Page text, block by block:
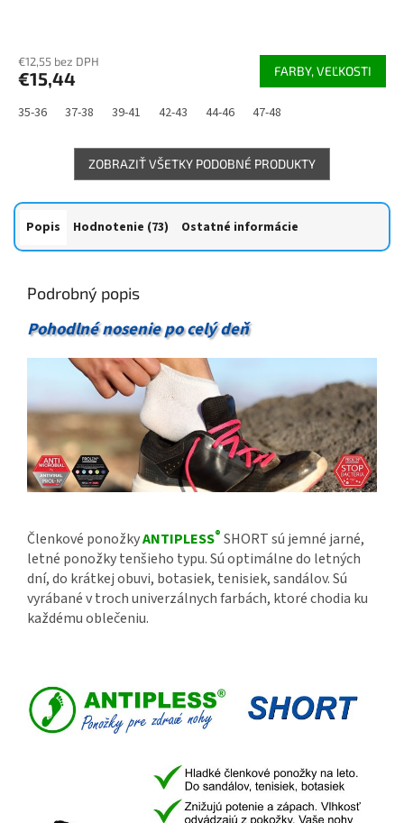
produktu
je
z
hviezdičiek.
€12,55 bez DPH
€15,44 FARBY, VEĽKOSTI
35-36 37-38 39-41 42-43 44-46 47-48
ZOBRAZIŤ VŠETKY PODOBNÉ PRODUKTY
Popis Hodnotenie (73) Ostatné informácie
Podrobný popis
Pohodlné nosenie po celý deň
Členkové ponožkyANTIPLESS® SHORT sú jemné jarné,
letné ponožky tenšieho typu. Sú optimálne do letných
dní, do krátkej obuvi, botasiek, tenisiek, sandálov. Sú
vyrábané v troch univerzálnych farbách, ktoré chodia ku
každému oblečeniu.